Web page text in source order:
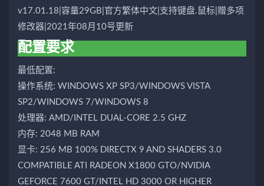
v17.01.18|容量29GB|官方繁体中文|支持键盘.鼠标|赠多项
修改器|2021年08月10号更新
配置要求
最低配置:
操作系统: WINDOWS XP SP3/WINDOWS VISTA
SP2/WINDOWS 7/WINDOWS 8
处理器: AMD/INTEL DUAL-CORE 2.5 GHZ
内存: 2048 MB RAM
显卡: 256 MB 100% DIRECTX 9 AND SHADERS 3.0
COMPATIBLE ATI RADEON X1800 GTO/NVIDIA
GEFORCE 7600 GT/INTEL HD 3000 OR HIGHER